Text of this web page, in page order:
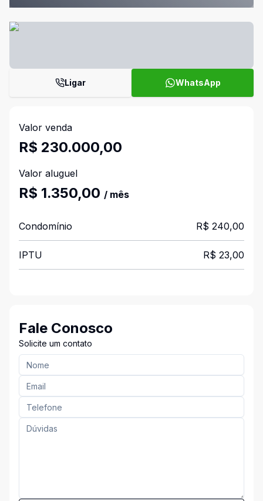
Ligar WhatsApp
Valor venda
R$ 230.000,00
Valor aluguel
R$ 1.350,00 / mês
Condomínio R$ 240,00
IPTU R$ 23,00
Fale Conosco
Solicite um contato